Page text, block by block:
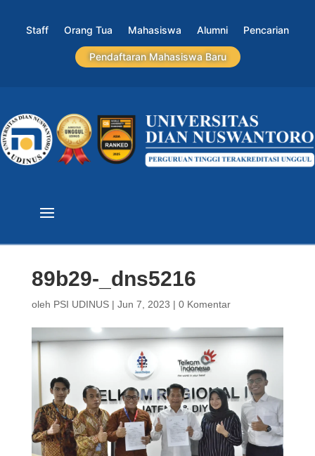
Staff Orang Tua Mahasiswa Alumni Pencarian
Pendaftaran Mahasiswa Baru
89b29-_dns5216
oleh PSI UDINUS| Jun 7, 2023 | 0 Komentar